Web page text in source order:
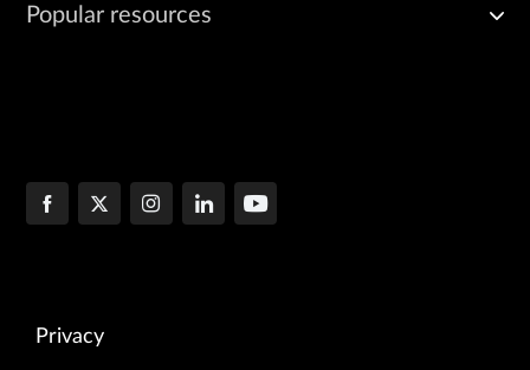
RX queue errors to lcore 0 0 0 0 0 0 0 0 0 0 0
Popular resources
Privacy